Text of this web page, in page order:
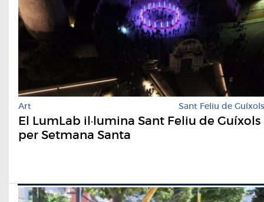
Art Sant Feliu de Guíxols
El LumLab il·lumina Sant Feliu de Guíxols
per Setmana Santa